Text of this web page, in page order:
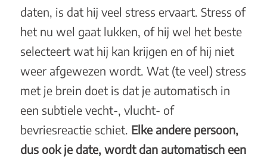
daten, is dat hij veel stress ervaart. Stress of
het nu wel gaat lukken, of hij wel het beste
selecteert wat hij kan krijgen en of hij niet
weer afgewezen wordt. Wat (te veel) stress
met je brein doet is dat je automatisch in
een subtiele vecht-, vlucht- of
bevriesreactie schiet. Elke andere persoon,
dus ook je date, wordt dan automatisch een